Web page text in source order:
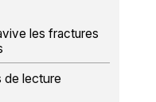
les fractures
de lecture